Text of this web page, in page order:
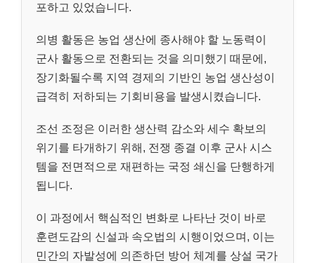
포하고 있었습니다.
의병 활동은 농업 생산에 종사해야 할 노동력이
군사 활동으로 전환되는 것을 의미했기 때문에,
장기화될수록 지역 경제의 기반인 농업 생산성이
급격히 저하되는 기회비용을 발생시켰습니다.
조선 조정은 이러한 생산력 감소와 세수 확보의
위기를 타개하기 위해, 전쟁 종결 이후 군사 시스
템을 전면적으로 재편하는 국정 쇄신을 단행하게
됩니다.
이 과정에서 핵심적인 변화로 나타난 것이 바로
훈련도감의 신설과 속오법의 시행이었으며, 이는
민간의 자발성에 의존하던 방어 체계를 상설 국가